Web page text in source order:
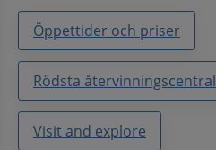
Öppettider och priser
Rödsta återvinningscentral
Visit and explore